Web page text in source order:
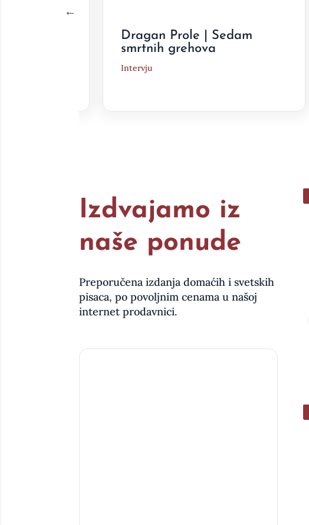
Dragan Prole | Sedam
smrtnih grehova
Intervju
Izdvajamo iz
naše ponude
Preporučena izdanja domaćih i svetskih
pisaca, po povoljnim cenama u našoj
internet prodavnici.